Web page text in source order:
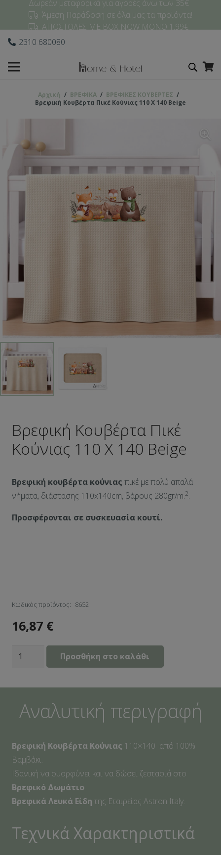
Δωρεάν μεταφορικά για αγορές άνω των 35€
Άμεση Παράδοση σε όλα μας τα προϊόντα!
ΑΠΟΣΤΟΛΕΣ ΜΕ BOX NOW ΜΟΝΟ 1,99€
2310 680080
Αρχική / ΒΡΕΦΙΚΑ / ΒΡΕΦΙΚΕΣ ΚΟΥΒΕΡΤΕΣ /
Βρεφική Κουβέρτα Πικέ Κούνιας 110 Χ 140 Beige
Βρεφική Κουβέρτα Πικέ
Κούνιας 110 Χ 140 Beige
Βρεφική κουβέρτα κούνιας πικέ με πολύ απαλά
νήματα, διάστασης 110x140cm, βάρους 280gr/m.2.
Προσφέρονται σε συσκευασία κουτί.
Κωδικός προϊόντος: 8652
16,87 €
Βρεφική
110
Beige
ποσότητα
Προσθήκη στο καλάθι
Αναλυτική περιγραφή
Βρεφική Κουβέρτα Κούνιας 110×140 από 100%
Βαμβάκι.
Ιδανική να ομορφύνει και να δώσει ζεστασιά στο
Βρεφικό Δωμάτιο.
Βρεφικά Λευκά Είδη της Εταιρείας Astron Italy.
Τεχνικά Χαρακτηριστικά